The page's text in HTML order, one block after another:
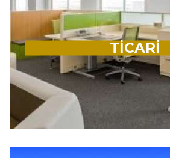
TİCARİ